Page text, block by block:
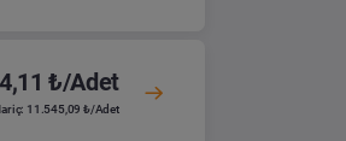
₺/Adet
11.545,09 ₺/Adet